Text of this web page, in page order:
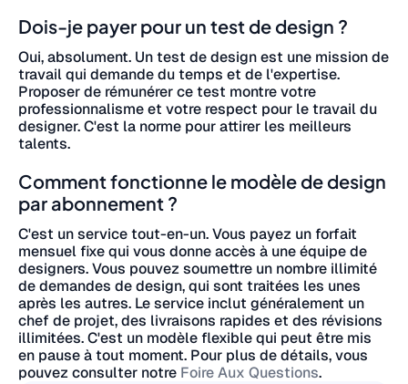
Dois-je payer pour un test de design ?
Oui, absolument. Un test de design est une mission de
travail qui demande du temps et de l'expertise.
Proposer de rémunérer ce test montre votre
professionnalisme et votre respect pour le travail du
designer. C'est la norme pour attirer les meilleurs
talents.
Comment fonctionne le modèle de design
par abonnement ?
C'est un service tout-en-un. Vous payez un forfait
mensuel fixe qui vous donne accès à une équipe de
designers. Vous pouvez soumettre un nombre illimité
de demandes de design, qui sont traitées les unes
après les autres. Le service inclut généralement un
chef de projet, des livraisons rapides et des révisions
illimitées. C'est un modèle flexible qui peut être mis
en pause à tout moment. Pour plus de détails, vous
pouvez consulter notre Foire Aux Questions.